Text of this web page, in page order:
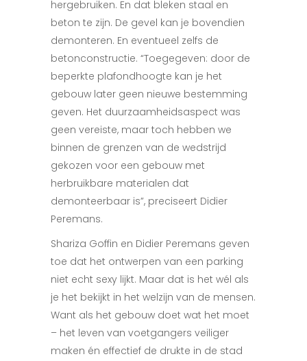
hergebruiken. En dat bleken staal en
beton te zijn. De gevel kan je bovendien
demonteren. En eventueel zelfs de
betonconstructie. “Toegegeven: door de
beperkte plafondhoogte kan je het
gebouw later geen nieuwe bestemming
geven. Het duurzaamheidsaspect was
geen vereiste, maar toch hebben we
binnen de grenzen van de wedstrijd
gekozen voor een gebouw met
herbruikbare materialen dat
demonteerbaar is”, preciseert Didier
Peremans.
Shariza Goffin en Didier Peremans geven
toe dat het ontwerpen van een parking
niet echt sexy lijkt. Maar dat is het wél als
je het bekijkt in het welzijn van de mensen.
Want als het gebouw doet wat het moet
– het leven van voetgangers veiliger
maken én effectief de drukte in de stad